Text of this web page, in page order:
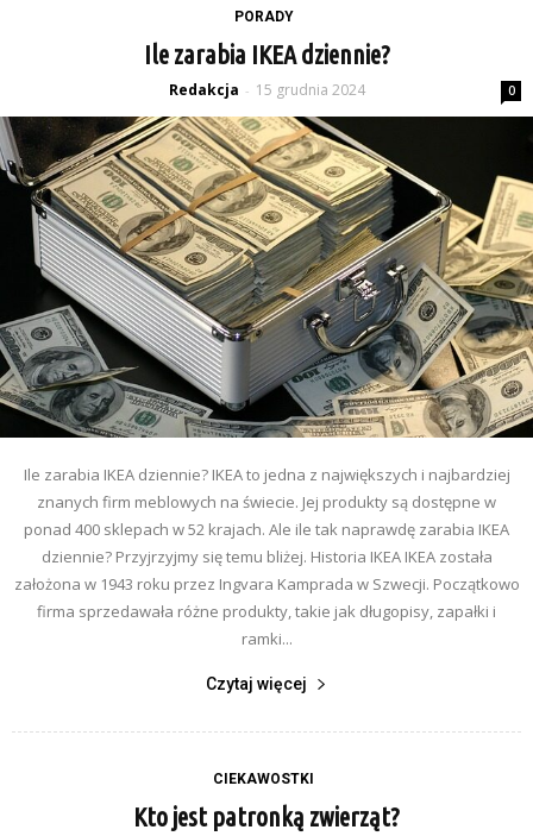
PORADY
Ile zarabia IKEA dziennie?
Redakcja - 15 grudnia 2024 0
Ile zarabia IKEA dziennie? IKEA to jedna z największych i najbardziej
znanych firm meblowych na świecie. Jej produkty są dostępne w
ponad 400 sklepach w 52 krajach. Ale ile tak naprawdę zarabia IKEA
dziennie? Przyjrzyjmy się temu bliżej. Historia IKEA IKEA została
założona w 1943 roku przez Ingvara Kamprada w Szwecji. Początkowo
firma sprzedawała różne produkty, takie jak długopisy, zapałki i
ramki...
Czytaj więcej
CIEKAWOSTKI
Kto jest patronką zwierząt?